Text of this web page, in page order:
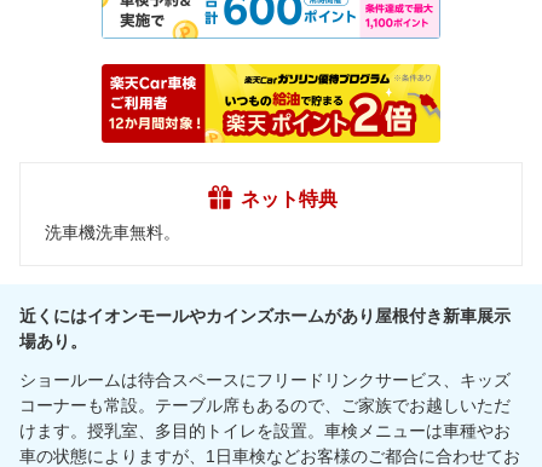
ネット特典
洗車機洗車無料。
近くにはイオンモールやカインズホームがあり屋根付き新車展示
場あり。
ショールームは待合スペースにフリードリンクサービス、キッズ
コーナーも常設。テーブル席もあるので、ご家族でお越しいただ
けます。授乳室、多目的トイレを設置。車検メニューは車種やお
車の状態によりますが、1日車検などお客様のご都合に合わせてお